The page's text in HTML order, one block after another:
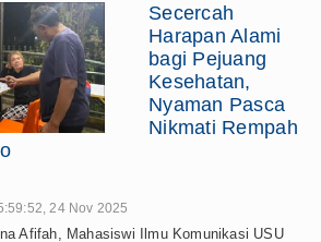
Secercah
Harapan Alami
bagi Pejuang
Kesehatan,
Nyaman Pasca
Nikmati Rempah
24 Nov 2025
Afifah, Mahasiswi Ilmu Komunikasi USU